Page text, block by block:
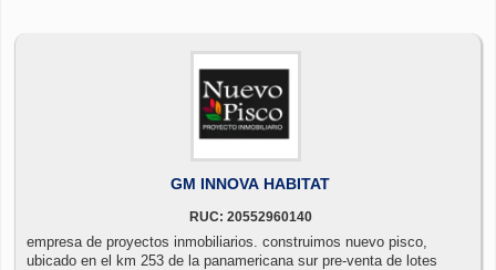
GM INNOVA HABITAT
RUC: 20552960140
empresa de proyectos inmobiliarios. construimos nuevo pisco,
ubicado en el km 253 de la panamericana sur pre-venta de lotes